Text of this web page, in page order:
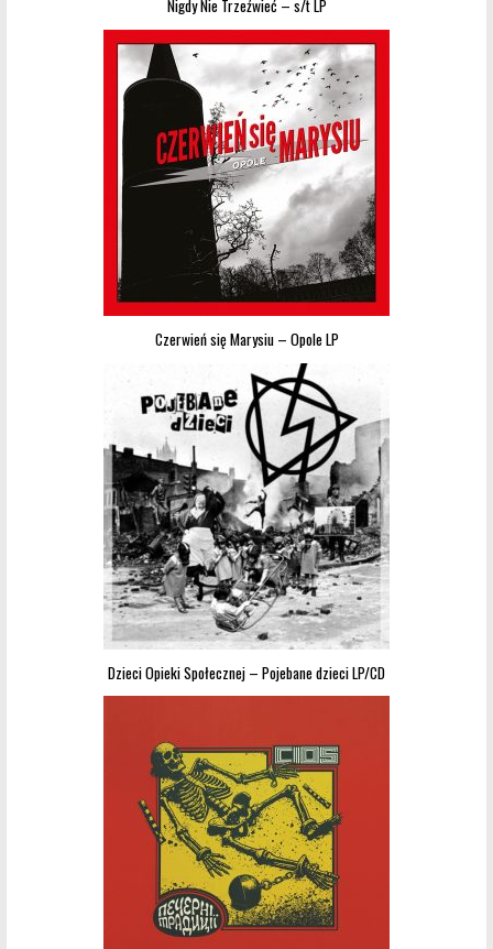
Nigdy Nie Trzeźwieć – s/t LP
Czerwień się Marysiu – Opole LP
Dzieci Opieki Społecznej – Pojebane dzieci LP/CD